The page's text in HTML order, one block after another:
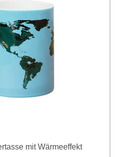
mit Wärmeeffekt